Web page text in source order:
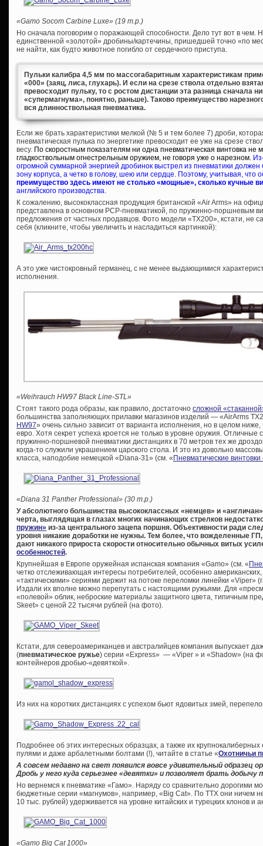
«Gamo Socom Carbine Luxe» (19 т.р.)
Но сначала поговорим о поражающей способности. Дело тут вот в чем.
единственной «золотой» дробины/картечины, пришедшей точно «по
не найти, как будто животное погибло от сердечного приступа.
Пульки калибра 4,5 мм по массогабаритным характеристикам
«000» (заяц, лиса, глухарь). И если на срезе ствола отдельно
превосходит пульку, то с ростом дистанции эта разница сначала
«супермагнума», понятно, раньше). Таково преимущество
вся длинноствольная пневматика.
Если же брать характеристики мелкой (№ 5 и тем более 7) дроби,
пневматическая пулька по энергетике превосходит ее уже на срезе
весу. По скоростным показателям ни одна пневматическая винтовка не
гладкоствольным огнестрельным оружием, не говоря уже о нарезном.
огромной суммарной энергией дробинок выстрел из пневматики
зону корпуса, а четко в голову, шею или сердце. Поэтому, учитывая, что
преимущество здесь имеют не столько «мощные», сколько кучные
английского производства.
К сожалению, высококлассная продукция британской «Air Arms» на
представлена в основном PCP-пневматикой, по пружинно-поршневым
предложения от частных продавцов. Фото модели «TX200», кстати, не
себя (кликните, чтобы увеличить и насладиться картинкой):
А это уже чистокровный германец, с не менее выдающимися
исполнения.
«Weihrauch HW97 Black Line-STL»
Стоят такого рода образы, как правило, достаточно сложной
большинства заполняющих прилавки магазинов изделий — «AirArms
HW97» очень сильно зависит от варианта исполнения, но в целом
евро. Хотя секрет успеха кроется не только в уровне оружия. Отличные
пружинно-поршневой пневматики дистанциях в 70 метров тех же
когда-то служили украшением царского стола. И это из довольно
класса, наподобие немецкой «Diana-31» (см. « Пневматические
«Diana 31 Panther Professional» (30 т.р.)
У абсолютного большинства высококлассных «немцев» и
черта, выглядящая в глазах многих начинающих стрелков
пружин» из-за центрального зацепа поршня. Объективности ради
уровня никакие доработки не нужны. Тем более, что вожделенные
дают никакого прироста скорости относительно обычных витых
особенностей.
Крупнейшая в Европе оружейная испанская компания «Gamo» (см. «
четко отслеживающая интересы потребителей, особенно
«тактическими» сериями держит на потоке переломки линейки «Viper»
Издали их вполне можно перепутать с настоящими ружьями. Для
«полевой» облик, неброские материалы защитного цвета, типичным
Skeet» с ценой 22 тысячи рублей (на фото).
Кстати, для североамериканцев и австралийцев компания выпускает
(пневматическое ружье) серии «Express» — «Viper » и «Shadow» (на
контейнеров дробью-«девяткой».
Из них на коротких дистанциях с успехом бьют ядовитых змей,
Подробнее об этих интересных образцах, а также их
пулями и даже арбалетными болтами (!), читайте в статье «Охотничьи
А совсем недавно на свет появился вовсе удивительный образец
Дробь у него куда серьезнее «девятки» и позволяет брать добычу
Но вернемся к пневматике «Гамо». Наряду со сравнительно дорогими
бюджетные серии «магнумов», например, «Big Cat». По ТТХ они ничем
10 тыс. рублей) удерживается на уровне китайских и турецких клонов и
«Gamo Big Cat 1000»